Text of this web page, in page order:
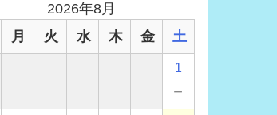
2026年8月
月 火 水 木 金 土
1
－